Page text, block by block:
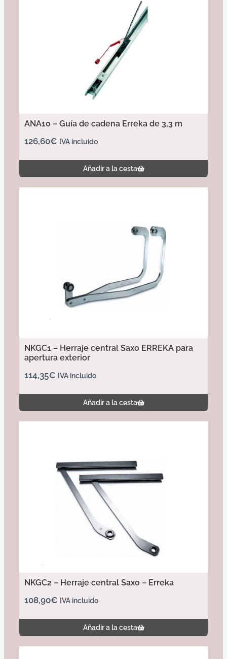
ANA10 – Guía de cadena Erreka de 3,3 m
126,60€ IVA incluido
Añadir a la cesta
NKGC1 – Herraje central Saxo ERREKA para
apertura exterior
114,35€ IVA incluido
Añadir a la cesta
NKGC2 – Herraje central Saxo – Erreka
108,90€ IVA incluido
Añadir a la cesta